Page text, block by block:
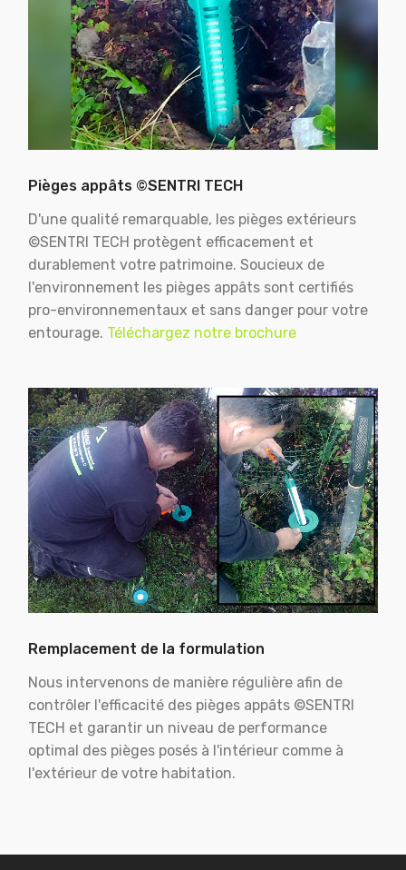
Pièges appâts ©SENTRI TECH
D'une qualité remarquable, les pièges extérieurs
©SENTRI TECH protègent efficacement et
durablement votre patrimoine. Soucieux de
l'environnement les pièges appâts sont certifiés
pro-environnementaux et sans danger pour votre
entourage. Téléchargez notre brochure
Remplacement de la formulation
Nous intervenons de manière régulière afin de
contrôler l'efficacité des pièges appâts ©SENTRI
TECH et garantir un niveau de performance
optimal des pièges posés à l'intérieur comme à
l'extérieur de votre habitation.